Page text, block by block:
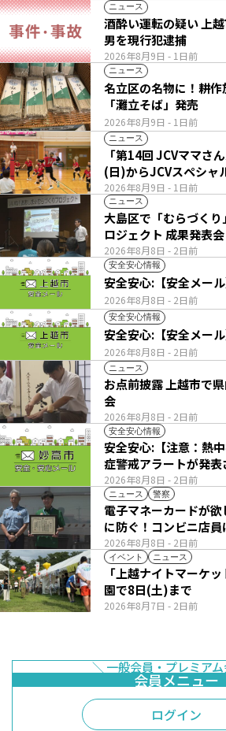
ニュース
2026年8月9日 - 1日前
酒酔い運転の疑い 上
男を現行犯逮捕
ニュース
2026年8月9日 - 1日前
名立区の名物に！耕
「灘立そば」発売
ニュース
2026年8月9日 - 1日前
「第14回 JCVママさ
(日)からJCVスペシャ
ニュース
2026年8月8日 - 2日前
大島区で「むらづく
ロジェクト 成果発表会
安全安心情報
2026年8月8日 - 2日前
安全安心:【安全メー
安全安心情報
2026年8月8日 - 2日前
安全安心:【安全メー
ニュース
2026年8月8日 - 2日前
お点前披露 上越市で
会
安全安心情報
2026年8月8日 - 2日前
安全安心:【注意：熱
症警戒アラートが発表
ニュース 警察
2026年8月8日 - 2日前
電子マネーカードが
に防ぐ！コンビニ店員
イベント ニュース
2026年8月7日 - 2日前
「上越ナイトマーケ
園で8日(土)まで
ログイン